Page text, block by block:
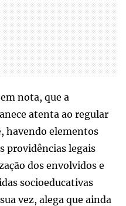
nota, que a
atenta ao regular
havendo elementos
providências legais
dos envolvidos e
socioeducativas
vez, alega que ainda